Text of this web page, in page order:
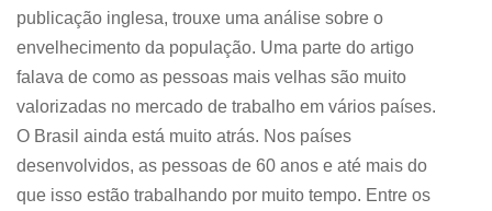
publicação inglesa, trouxe uma análise sobre o
envelhecimento da população. Uma parte do artigo
falava de como as pessoas mais velhas são muito
valorizadas no mercado de trabalho em vários países.
O Brasil ainda está muito atrás. Nos países
desenvolvidos, as pessoas de 60 anos e até mais do
que isso estão trabalhando por muito tempo. Entre os